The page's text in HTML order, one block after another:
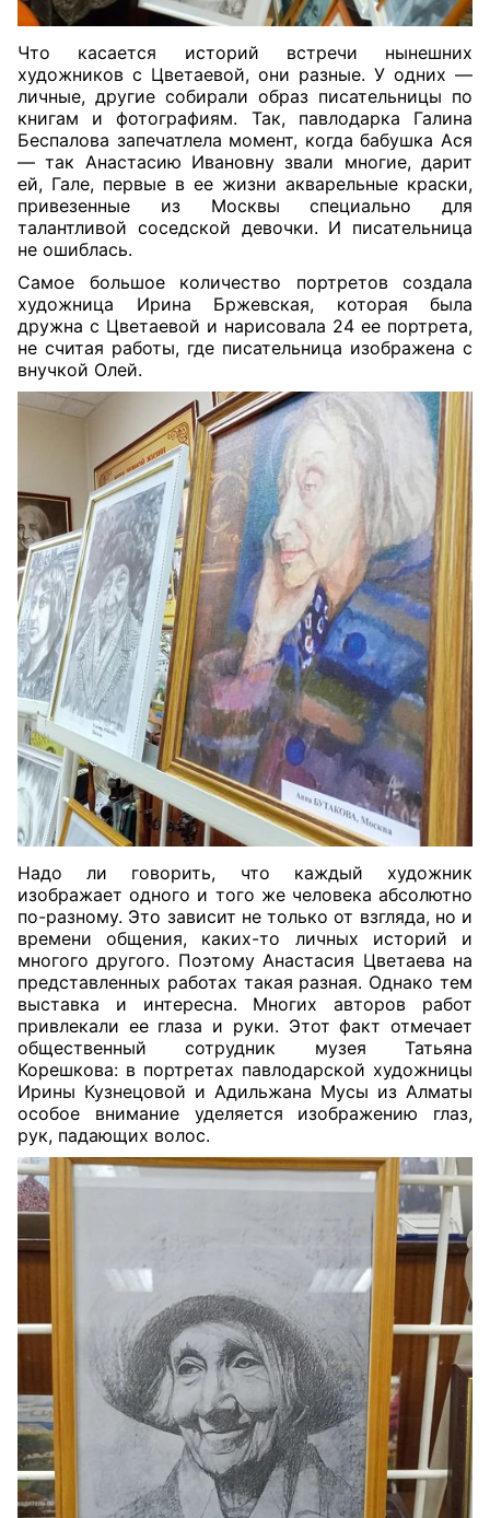
Что касается историй встречи нынешних
художников с Цветаевой, они разные. У одних —
личные, другие собирали образ писательницы по
книгам и фотографиям. Так, павлодарка Галина
Беспалова запечатлела момент, когда бабушка Ася
— так Анастасию Ивановну звали многие, дарит
ей, Гале, первые в ее жизни акварельные краски,
привезенные из Москвы специально для
талантливой соседской девочки. И писательница
не ошиблась.
Самое большое количество портретов создала
художница Ирина Бржевская, которая была
дружна с Цветаевой и нарисовала 24 ее портрета,
не считая работы, где писательница изображена с
внучкой Олей.
Надо ли говорить, что каждый художник
изображает одного и того же человека абсолютно
по-разному. Это зависит не только от взгляда, но и
времени общения, каких-то личных историй и
многого другого. Поэтому Анастасия Цветаева на
представленных работах такая разная. Однако тем
выставка и интересна. Многих авторов работ
привлекали ее глаза и руки. Этот факт отмечает
общественный сотрудник музея Татьяна
Корешкова: в портретах павлодарской художницы
Ирины Кузнецовой и Адильжана Мусы из Алматы
особое внимание уделяется изображению глаз,
рук, падающих волос.